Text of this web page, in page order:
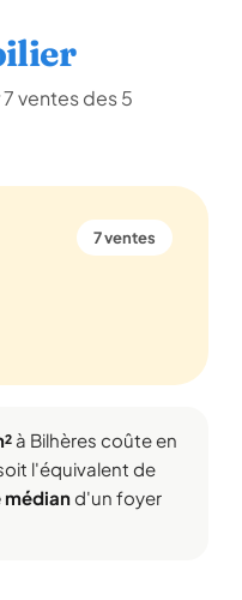
ventes des 5
7 ventes
à Bilhères coûte en
l'équivalent de
médiand'un foyer